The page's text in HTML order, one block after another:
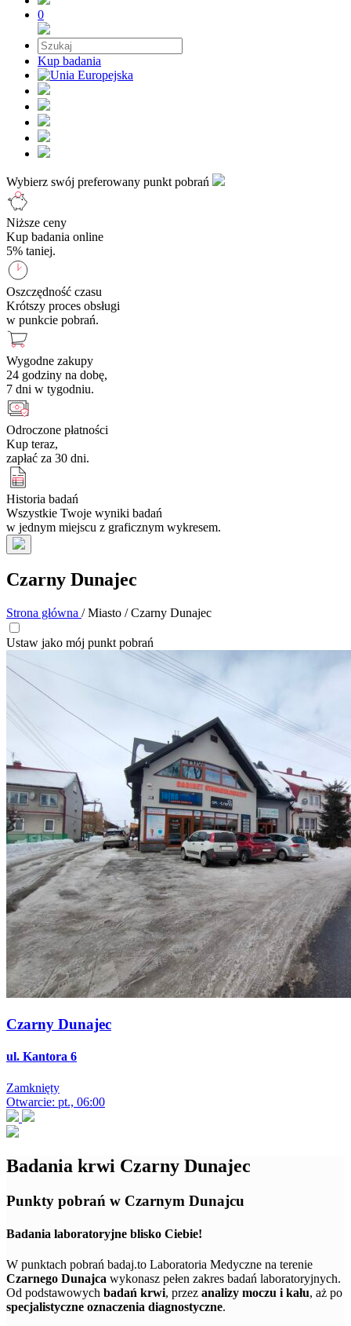
0
Kup badania
Wybierz swój preferowany punkt pobrań
Niższe ceny
Kup badania online
5% taniej.
Oszczędność czasu
Krótszy proces obsługi
w punkcie pobrań.
Wygodne zakupy
24 godziny na dobę,
7 dni w tygodniu.
Odroczone płatności
Kup teraz,
zapłać za 30 dni.
Historia badań
Wszystkie Twoje wyniki badań
w jednym miejscu z graficznym wykresem.
Czarny Dunajec
Strona główna / Miasto / Czarny Dunajec
Ustaw jako mój punkt pobrań
Czarny Dunajec
ul. Kantora 6
Zamknięty
Otwarcie: pt., 06:00
Badania krwi Czarny Dunajec
Punkty pobrań w Czarnym Dunajcu
Badania laboratoryjne blisko Ciebie!
W punktach pobrań badaj.to Laboratoria Medyczne na terenie
Czarnego Dunajca wykonasz pełen zakres badań laboratoryjnych.
Od podstawowych badań krwi, przez analizy moczu i kału, aż po
specjalistyczne oznaczenia diagnostyczne.